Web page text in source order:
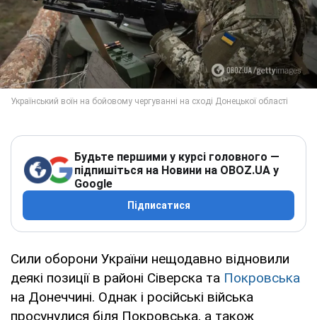
Будьте першими у курсі головного —
підпишіться на Новини на OBOZ.UA у
Google
Підписатися
Сили оборони України нещодавно відновили
деякі позиції в районі Сіверска та Покровська
на Донеччині. Однак і російські війська
просунулися біля Покровська, а також